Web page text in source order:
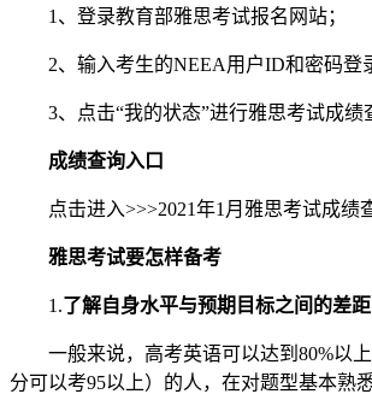
1、登录教育部雅思考试报名网站；
2、输入考生的NEEA用户ID和密码登
3、点击“我的状态”进行雅思考试成绩
成绩查询入口
点击进入>>>2021年1月雅思考试成绩
雅思考试要怎样备考
1.了解自身水平与预期目标之间的差距
一般来说，高考英语可以达到80%以上
分可以考95以上）的人，在对题型基本熟